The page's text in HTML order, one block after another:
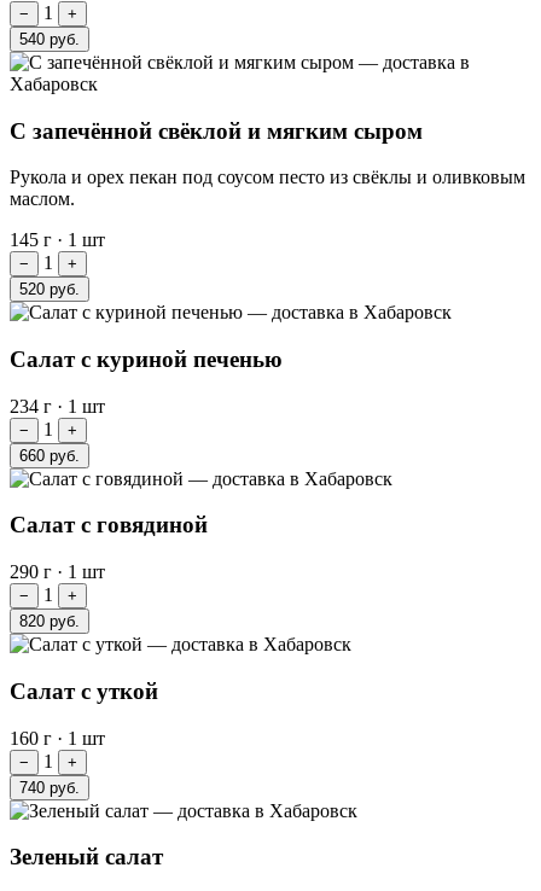
− 1
+
540 руб.
С запечённой свёклой и мягким сыром
Рукола и орех пекан под соусом песто из свёклы и оливковым
маслом.
145 г · 1 шт
− 1
+
520 руб.
Салат с куриной печенью
234 г · 1 шт
− 1
+
660 руб.
Салат с говядиной
290 г · 1 шт
− 1
+
820 руб.
Салат с уткой
160 г · 1 шт
− 1
+
740 руб.
Зеленый салат